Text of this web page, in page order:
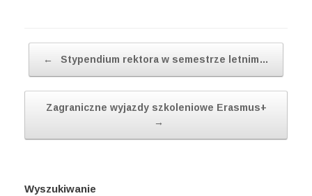
← Stypendium rektora w semestrze letnim…
Zagraniczne wyjazdy szkoleniowe Erasmus+
→
Wyszukiwanie